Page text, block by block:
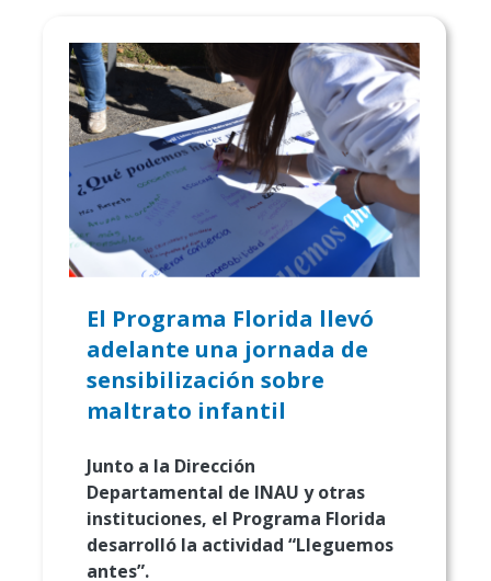
El Programa Florida llevó
adelante una jornada de
sensibilización sobre
maltrato infantil
Junto a la Dirección
Departamental de INAU y otras
instituciones, el Programa Florida
desarrolló la actividad “Lleguemos
antes”.